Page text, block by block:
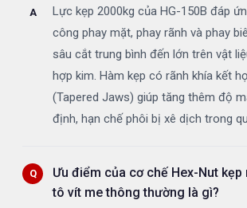
Lực kẹp 2000kg của HG-150B đáp
công phay mặt, phay rãnh và phay
sâu cắt trung bình đến lớn trên vật
hợp kim. Hàm kẹp có rãnh khía kết
(Tapered Jaws) giúp tăng thêm độ
định, hạn chế phôi bị xê dịch trong
Ưu điểm của cơ chế Hex-Nut kẹp
tô vít me thông thường là gì?